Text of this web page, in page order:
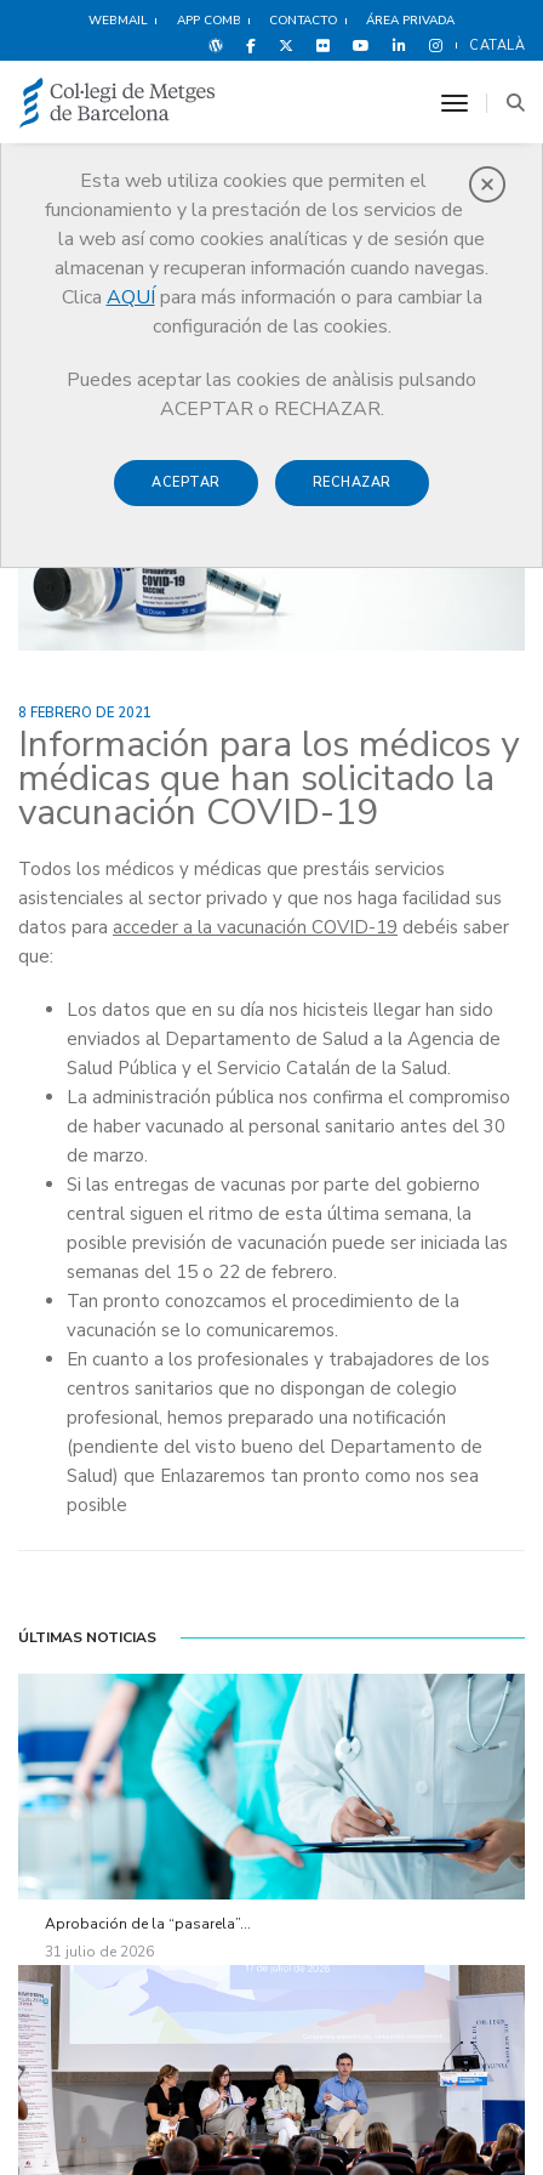
WEBMAIL APP COMB CONTACTO ÁREA PRIVADA
CATALÀ
Esta web utiliza cookies que permiten el
funcionamiento y la prestación de los servicios de
la web así como cookies analíticas y de sesión que
almacenan y recuperan información cuando navegas.
Clica AQUÍ para más información o para cambiar la
configuración de las cookies.
Puedes aceptar las cookies de anàlisis pulsando
ACEPTAR o RECHAZAR.
ACEPTAR RECHAZAR
toggle
Noticias
Comunicación
Noticias
Información para los médicos y médicas que han solicitado la
vacunación COVID-19
8 FEBRERO DE 2021
Información para los médicos y
médicas que han solicitado la
vacunación COVID-19
Todos los médicos y médicas que prestáis servicios
asistenciales al sector privado y que nos haga facilidad sus
datos para acceder a la vacunación COVID-19 debéis saber
que:
Los datos que en su día nos hicisteis llegar han sido
enviados al Departamento de Salud a la Agencia de
Salud Pública y el Servicio Catalán de la Salud.
La administración pública nos confirma el compromiso
de haber vacunado al personal sanitario antes del 30
de marzo.
Si las entregas de vacunas por parte del gobierno
central siguen el ritmo de esta última semana, la
posible previsión de vacunación puede ser iniciada las
semanas del 15 o 22 de febrero.
Tan pronto conozcamos el procedimiento de la
vacunación se lo comunicaremos.
En cuanto a los profesionales y trabajadores de los
centros sanitarios que no dispongan de colegio
profesional, hemos preparado una notificación
(pendiente del visto bueno del Departamento de
Salud) que Enlazaremos tan pronto como nos sea
posible
ÚLTIMAS NOTICIAS
Aprobación de la “pasarela”...
31 julio de 2026